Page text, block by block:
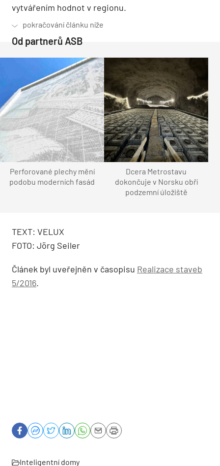
vytvářením hodnot v regionu.
Od partnerů ASB
Perforované plechy mění
podobu moderních fasád
Dcera Metrostavu
dokončuje v Norsku obří
podzemní úložiště
TEXT: VELUX
FOTO: Jörg Seiler
Článek byl uveřejněn v časopisu Realizace staveb
5/2016.
Inteligentní domy